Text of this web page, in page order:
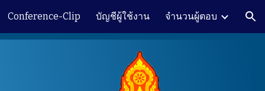
Conference-Clip บัญชีผู้ใช้งาน จำนวนผู้ตอบ